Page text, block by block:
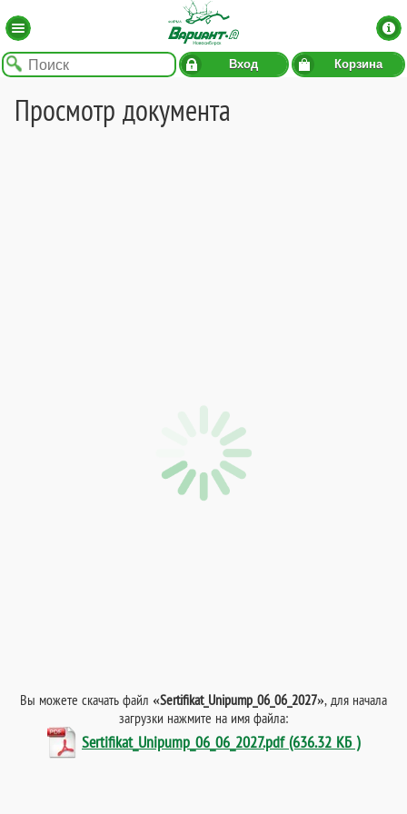
Вход Корзина
Просмотр документа
Вы можете скачать файл «Sertifikat_Unipump_06_06_2027», для начала
загрузки нажмите на имя файла:
Sertifikat_Unipump_06_06_2027.pdf (636.32 КБ )